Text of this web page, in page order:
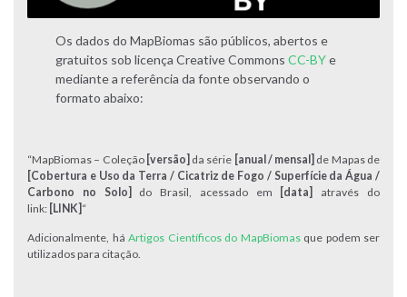
Os dados do MapBiomas são públicos, abertos e
gratuitos sob licença Creative CommonsCC-BYe
mediante a referência da fonte observando o
formato abaixo:
“MapBiomas – Coleção [versão] da série [anual / mensal] de Mapas de
[Cobertura e Uso da Terra / Cicatriz de Fogo / Superfície da Água /
Carbono no Solo]
do Brasil, acessado em [data] através do
link: [LINK] “
Adicionalmente, há Artigos Científicos do MapBiomasque podem ser
utilizados para citação.